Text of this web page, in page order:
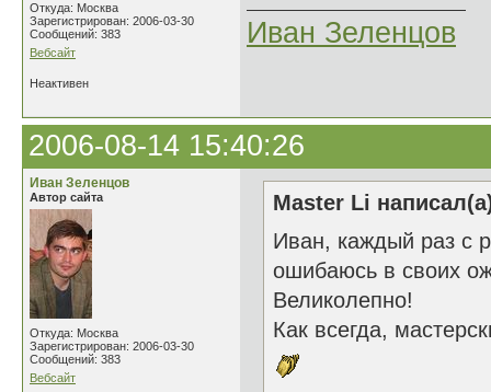
Откуда: Москва
Зарегистрирован: 2006-03-30
Сообщений: 383
Вебсайт
Иван Зеленцов
Неактивен
2006-08-14 15:40:26
Иван Зеленцов
Автор сайта
Откуда: Москва
Зарегистрирован: 2006-03-30
Сообщений: 383
Вебсайт
Master Li
Иван, каждый раз с
ошибаюсь в своих
Великолепно!
Как всегда,